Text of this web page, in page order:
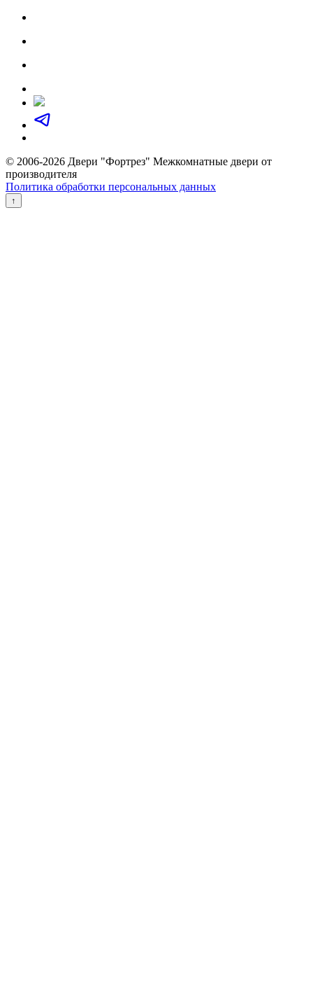
© 2006-2026 Двери "Фортрез" Межкомнатные двери от
производителя
Политика обработки персональных данных
↑